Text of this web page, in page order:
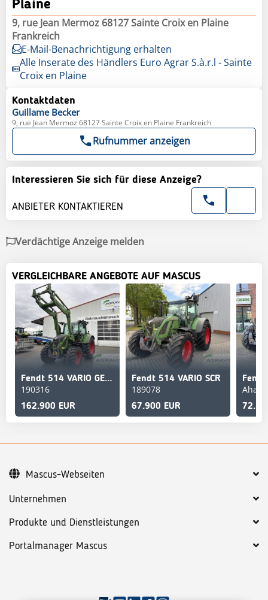
Plaine
9, rue Jean Mermoz 68127 Sainte Croix en Plaine
Frankreich
E-Mail-Benachrichtigung erhalten
Alle Inserate des Händlers Euro Agrar S.à.r.l - Sainte
Croix en Plaine
Kontaktdaten
Guillame Becker
9, rue Jean Mermoz 68127 Sainte Croix en Plaine Frankreich
Rufnummer anzeigen
Interessieren Sie sich für diese Anzeige?
ANBIETER KONTAKTIEREN
Verdächtige Anzeige melden
VERGLEICHBARE ANGEBOTE AUF MASCUS
Fendt 514 VARIO GEN-3 Profi+ Setting 2
190316
162.900 EUR
Fendt 514 VARIO SCR
189078
67.900 EUR
Ahaus
Unternehmen
Produkte und Dienstleistungen
Portalmanager Mascus
Mascus-Webseiten